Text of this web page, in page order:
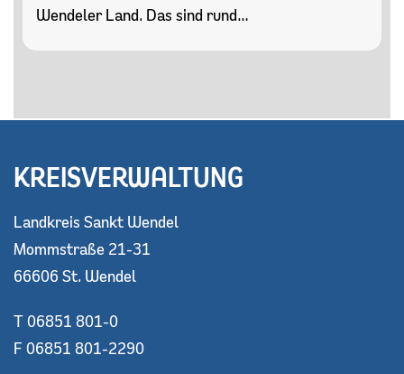
Wendeler Land. Das sind rund…
KREISVERWALTUNG
Landkreis Sankt Wendel
Mommstraße 21-31
66606 St. Wendel
T 06851 801-0
F 06851 801-2290